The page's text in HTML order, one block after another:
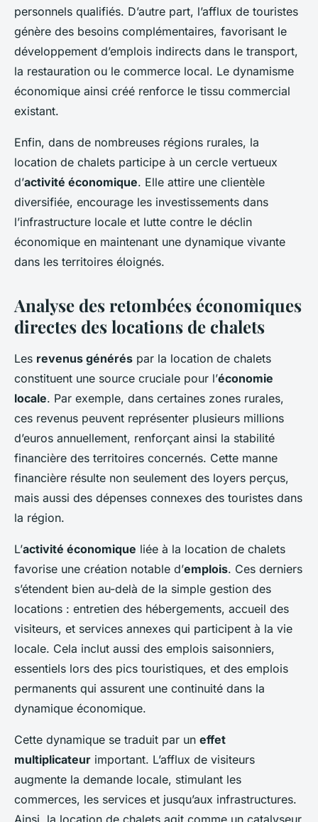
personnels qualifiés. D’autre part, l’afflux de touristes
génère des besoins complémentaires, favorisant le
développement d’emplois indirects dans le transport,
la restauration ou le commerce local. Le dynamisme
économique ainsi créé renforce le tissu commercial
existant.
Enfin, dans de nombreuses régions rurales, la
location de chalets participe à un cercle vertueux
d’activité économique. Elle attire une clientèle
diversifiée, encourage les investissements dans
l’infrastructure locale et lutte contre le déclin
économique en maintenant une dynamique vivante
dans les territoires éloignés.
Analyse des retombées économiques
directes des locations de chalets
Les revenus générés par la location de chalets
constituent une source cruciale pour l’économie
locale. Par exemple, dans certaines zones rurales,
ces revenus peuvent représenter plusieurs millions
d’euros annuellement, renforçant ainsi la stabilité
financière des territoires concernés. Cette manne
financière résulte non seulement des loyers perçus,
mais aussi des dépenses connexes des touristes dans
la région.
L’activité économique liée à la location de chalets
favorise une création notable d’emplois. Ces derniers
s’étendent bien au-delà de la simple gestion des
locations : entretien des hébergements, accueil des
visiteurs, et services annexes qui participent à la vie
locale. Cela inclut aussi des emplois saisonniers,
essentiels lors des pics touristiques, et des emplois
permanents qui assurent une continuité dans la
dynamique économique.
Cette dynamique se traduit par un effet
multiplicateur important. L’afflux de visiteurs
augmente la demande locale, stimulant les
commerces, les services et jusqu’aux infrastructures.